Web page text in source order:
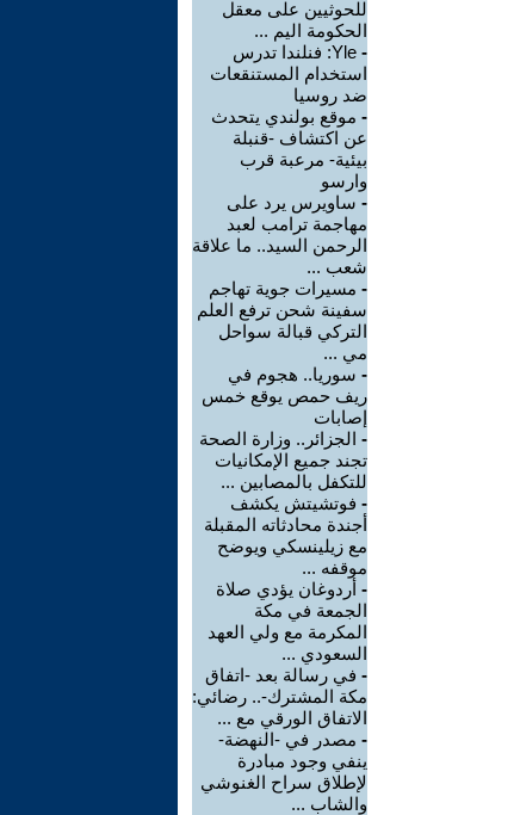
للحوثيين على معقل
الحكومة اليم ...
-
Yle: فنلندا تدرس
استخدام المستنقعات
ضد روسيا
- موقع بولندي يتحدث
عن اكتشاف -قنبلة
بيئية- مرعبة قرب
وارسو
- ساويرس يرد على
مهاجمة ترامب لعبد
الرحمن السيد.. ما علاقة
شعب ...
- مسيرات جوية تهاجم
سفينة شحن ترفع العلم
التركي قبالة سواحل
مي ...
- سوريا.. هجوم في
ريف حمص يوقع خمس
إصابات
- الجزائر.. وزارة الصحة
تجند جميع الإمكانيات
للتكفل بالمصابين ...
- فوتشيتش يكشف
أجندة محادثاته المقبلة
مع زيلينسكي ويوضح
موقفه ...
- أردوغان يؤدي صلاة
الجمعة في مكة
المكرمة مع ولي العهد
السعودي ...
- في رسالة بعد -اتفاق
مكة المشترك-.. رضائي:
الاتفاق الورقي مع ...
- مصدر في -النهضة-
ينفي وجود مبادرة
لإطلاق سراح الغنوشي
والشاب ...